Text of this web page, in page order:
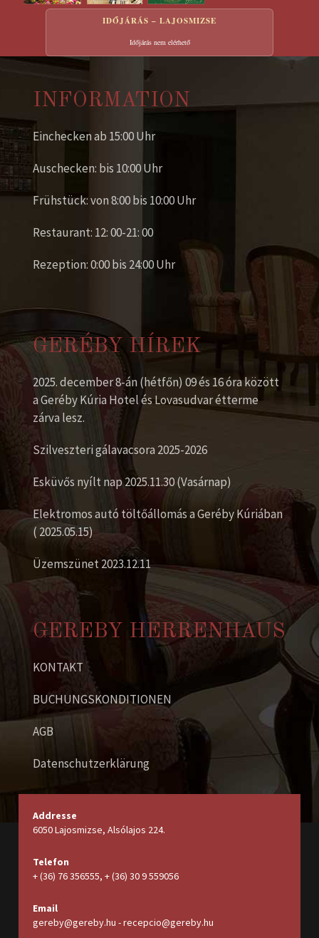
IDŐJÁRÁS – LAJOSMIZSE
Időjárás nem elérhető
INFORMATION
Einchecken ab 15:00 Uhr
Auschecken: bis 10:00 Uhr
Frühstück: von 8:00 bis 10:00 Uhr
Restaurant: 12: 00-21: 00
Rezeption: 0:00 bis 24:00 Uhr
GERÉBY HÍREK
2025. december 8-án (hétfőn) 09 és 16 óra között
a Geréby Kúria Hotel és Lovasudvar étterme
zárva lesz.
Szilveszteri gálavacsora 2025-2026
Esküvős nyílt nap 2025.11.30 (Vasárnap)
Elektromos autó töltőállomás a Geréby Kúriában
( 2025.05.15)
Üzemszünet 2023.12.11
GEREBY HERRENHAUS
KONTAKT
BUCHUNGSKONDITIONEN
AGB
Datenschutzerklärung
Addresse
6050 Lajosmizse, Alsólajos 224.
Telefon
+ (36) 76 356555, + (36) 30 9 559056
Email
gereby@gereby.hu - recepcio@gereby.hu